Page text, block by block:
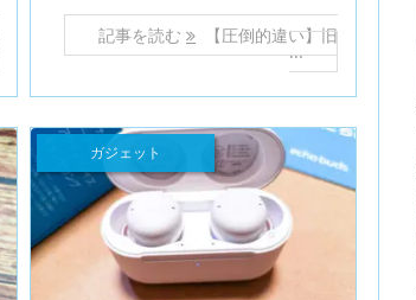
記事を読む 【圧倒的違い】旧
...
ガジェット